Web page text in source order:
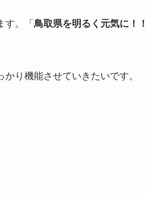
す。「 鳥取県を明るく元気に！！
り機能させていきたいです。